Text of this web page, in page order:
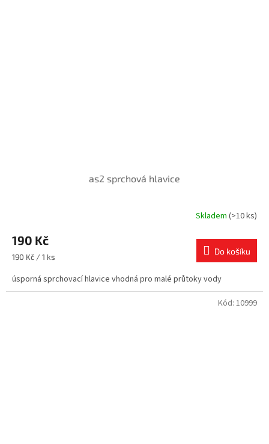
as2 sprchová hlavice
Skladem (>10 ks)
190 Kč
Měrná
190 Kč / 1 ks
Do košíku
úsporná sprchovací hlavice vhodná pro malé průtoky vody
Kód: 10999